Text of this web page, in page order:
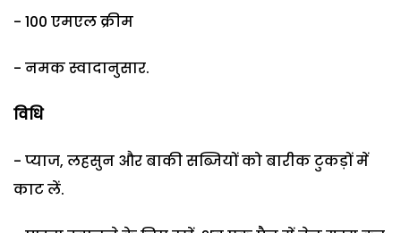
- 100 एमएल क्रीम
- नमक स्वादानुसार.
विधि
- प्याज, लहसुन और बाकी सब्जियों को बारीक टुकड़ों में
काट लें.